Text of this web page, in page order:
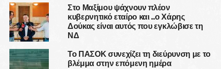
Στο Μαξίμου ψάχνουν πλέον
κυβερνητικό εταίρο και ..ο Χάρης
Δούκας είναι αυτός που εγκλώβισε τη
ΝΔ
Το ΠΑΣΟΚ συνεχίζει τη διεύρυνση με το
βλέμμα στην επόμενη ημέρα